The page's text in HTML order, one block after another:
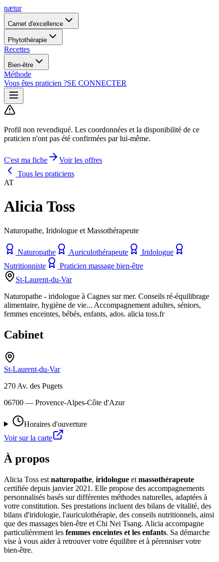
nætur
Carnet d'excellence
Phytothérapie
Recettes
Bien-être
Méthode
Vous êtes praticien ?SE CONNECTER
Profil non revendiqué. Les coordonnées et la disponibilité de ce
praticien n'ont pas été confirmées par lui-même.
C'est ma fiche
Voir les offres
Tous les praticiens
AT
Alicia Toss
Naturopathe, Iridologue et Massothérapeute
Naturopathe Auriculothérapeute
Iridologue
Nutritionniste
Praticien massage bien-être
St-Laurent-du-Var
Naturopathe - iridologue à Cagnes sur mer. Conseils ré-équilibrage
alimentaire, hygiène de vie... Accompagnement adultes, séniors,
femmes enceintes, bébés, enfants, ados. alicia toss.fr
Cabinet
St-Laurent-du-Var
270 Av. des Pugets
06700 — Provence-Alpes-Côte d'Azur
Horaires d'ouverture
Voir sur la carte
À propos
Alicia Toss est naturopathe, iridologue et massothérapeute
certifiée depuis janvier 2021. Elle propose des accompagnements
personnalisés basés sur différentes méthodes naturelles, adaptées à
votre constitution. Ses prestations incluent des bilans de vitalité, des
bilans d'iridologie, l'auriculothérapie, des conseils nutritionnels, ainsi
que des massages bien-être et Chi Nei Tsang. Alicia accompagne
particulièrement les femmes enceintes et les enfants. Sa démarche
vise à vous aider à retrouver votre équilibre et à pérenniser votre
bien-être.